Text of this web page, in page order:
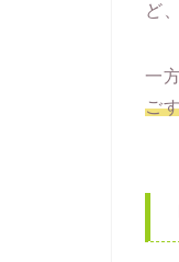
ど
一
ご